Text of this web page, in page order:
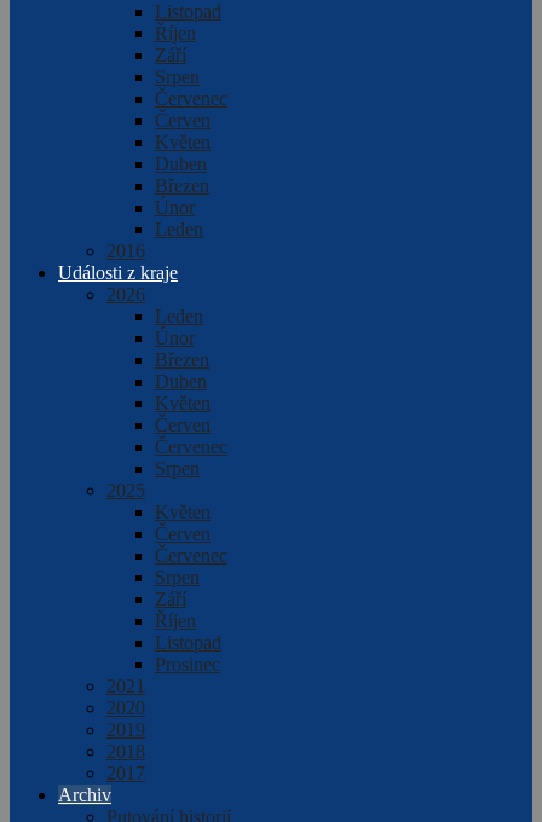
Listopad
Říjen
Září
Srpen
Červenec
Červen
Květen
Duben
Březen
Únor
Leden
2016
Události z kraje
2026
Leden
Únor
Březen
Duben
Květen
Červen
Červenec
Srpen
2025
Květen
Červen
Červenec
Srpen
Září
Říjen
Listopad
Prosinec
2021
2020
2019
2018
2017
Archiv
Putování historií